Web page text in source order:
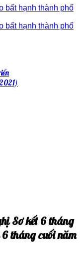
Sơ kết 6 tháng
tháng cuối năm